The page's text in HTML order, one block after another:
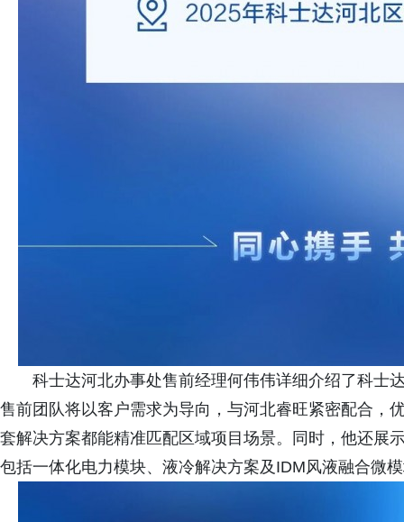
科士达河北办事处售前经理何伟伟详细介绍了科士
售前团队将以客户需求为导向，与河北睿旺紧密配合，
套解决方案都能精准匹配区域项目场景。同时，他还展
包括一体化电力模块、液冷解决方案及IDM风液融合微